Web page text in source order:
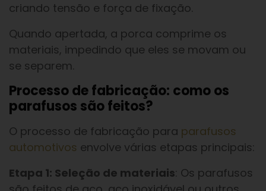
criando tensão e força de fixação.
Quando apertada, a porca comprime os
materiais, impedindo que eles se movam ou
se separem.
Processo de fabricação: como os
parafusos são feitos?
O processo de fabricação para parafusos
automotivos envolve várias etapas principais:
Etapa 1: Seleção de materiais: Os parafusos